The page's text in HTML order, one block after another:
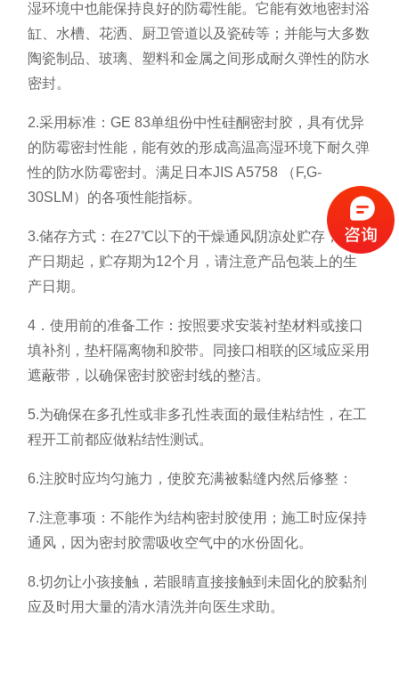
湿环境中也能保持良好的防霉性能。它能有效地密封浴
缸、水槽、花洒、厨卫管道以及瓷砖等；并能与大多数
陶瓷制品、玻璃、塑料和金属之间形成耐久弹性的防水
密封。
2.采用标准：GE 83单组份中性硅酮密封胶，具有优异
的防霉密封性能，能有效的形成高温高湿环境下耐久弹
性的防水防霉密封。满足日本JIS A5758 （F,G-
30SLM）的各项性能指标。
3.储存方式：在27℃以下的干燥通风阴凉处贮存，自生
产日期起，贮存期为12个月，请注意产品包装上的生
产日期。
4．使用前的准备工作：按照要求安装衬垫材料或接口
填补剂，垫杆隔离物和胶带。同接口相联的区域应采用
遮蔽带，以确保密封胶密封线的整洁。
5.为确保在多孔性或非多孔性表面的最佳粘结性，在工
程开工前都应做粘结性测试。
6.注胶时应均匀施力，使胶充满被黏缝内然后修整：
7.注意事项：不能作为结构密封胶使用；施工时应保持
通风，因为密封胶需吸收空气中的水份固化。
8.切勿让小孩接触，若眼睛直接接触到未固化的胶黏剂
应及时用大量的清水清洗并向医生求助。